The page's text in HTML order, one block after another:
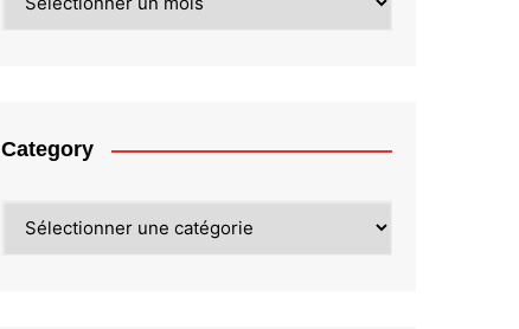
Category